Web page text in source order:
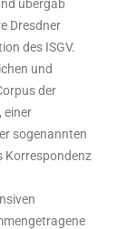
übergab
Dresdner
des ISGV.
und
der
einer
sogenannten
Korrespondenz